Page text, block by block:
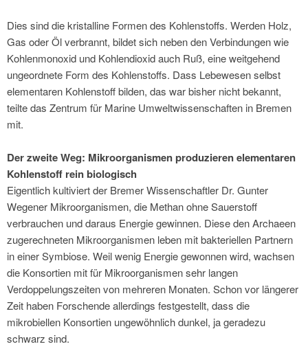
Dies sind die kristalline Formen des Kohlenstoffs. Werden Holz,
Gas oder Öl verbrannt, bildet sich neben den Verbindungen wie
Kohlenmonoxid und Kohlendioxid auch Ruß, eine weitgehend
ungeordnete Form des Kohlenstoffs. Dass Lebewesen selbst
elementaren Kohlenstoff bilden, das war bisher nicht bekannt,
teilte das Zentrum für Marine Umweltwissenschaften in Bremen
mit.
Der zweite Weg: Mikroorganismen produzieren elementaren
Kohlenstoff rein biologisch
Eigentlich kultiviert der Bremer Wissenschaftler Dr. Gunter
Wegener Mikroorganismen, die Methan ohne Sauerstoff
verbrauchen und daraus Energie gewinnen. Diese den Archaeen
zugerechneten Mikroorganismen leben mit bakteriellen Partnern
in einer Symbiose. Weil wenig Energie gewonnen wird, wachsen
die Konsortien mit für Mikroorganismen sehr langen
Verdoppelungszeiten von mehreren Monaten. Schon vor längerer
Zeit haben Forschende allerdings festgestellt, dass die
mikrobiellen Konsortien ungewöhnlich dunkel, ja geradezu
schwarz sind.